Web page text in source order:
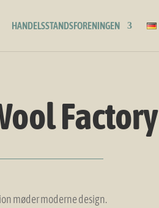
HANDELSSTANDSFORENINGEN
Factory
møder moderne design.